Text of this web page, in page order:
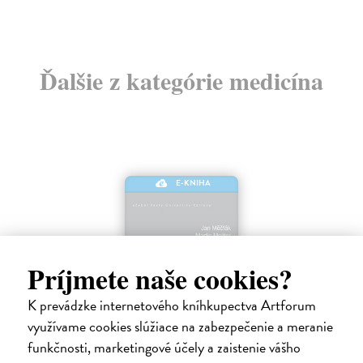
Príjmete naše cookies?
K prevádzke internetového kníhkupectva Artforum
využívame cookies slúžiace na zabezpečenie a meranie
funkčnosti, marketingové účely a zaistenie vášho
Ďalšie z kategórie medicína
E-KNIHA